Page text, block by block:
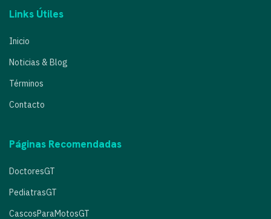
Links Útiles
Inicio
Noticias & Blog
Términos
Contacto
Páginas Recomendadas
DoctoresGT
PediatrasGT
CascosParaMotosGT